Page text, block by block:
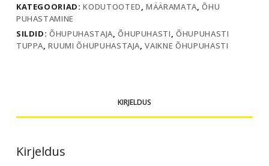
KATEGOORIAD:KODUTOOTED,MÄÄRAMATA,ÕHU
PUHASTAMINE
SILDID:ÕHUPUHASTAJA,ÕHUPUHASTI,ÕHUPUHASTI
TUPPA,RUUMI ÕHUPUHASTAJA,VAIKNE ÕHUPUHASTI
KIRJELDUS
Kirjeldus